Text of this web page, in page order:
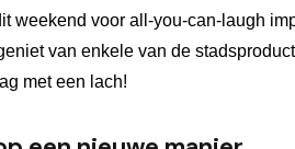
weekend voor all-you-can-laugh
van enkele van de
met een lach!